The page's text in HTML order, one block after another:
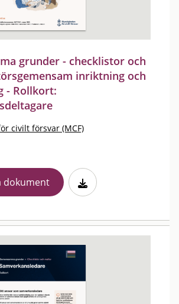
grunder - checklistor och
inriktning och
- Rollkort:
civilt försvar (MCF)
dokument